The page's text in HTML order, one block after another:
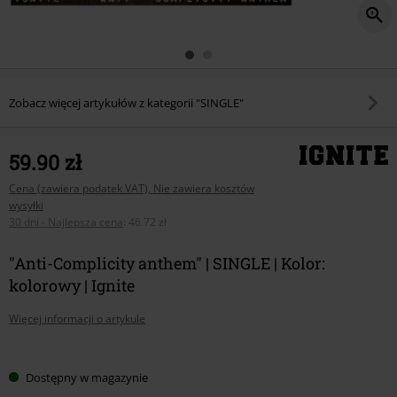
Zobacz więcej artykułów z kategorii "SINGLE"
59.90 zł
Cena (zawiera podatek VAT), Nie zawiera kosztów
wysyłki
30 dni - Najlepsza cena
46.72 zł
"Anti-Complicity anthem" | SINGLE | Kolor:
kolorowy | Ignite
Więcej informacji o artykule
swójDostępny w magazynie